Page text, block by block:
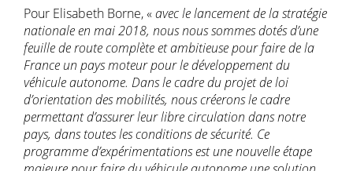
Pour Elisabeth Borne, «avec le lancement de la stratégie
nationale en mai 2018, nous nous sommes dotés d’une
feuille de route complète et ambitieuse pour faire de la
France un pays moteur pour le développement du
véhicule autonome. Dans le cadre du projet de loi
d’orientation des mobilités, nous créerons le cadre
permettant d’assurer leur libre circulation dans notre
pays, dans toutes les conditions de sécurité. Ce
programme d’expérimentations est une nouvelle étape